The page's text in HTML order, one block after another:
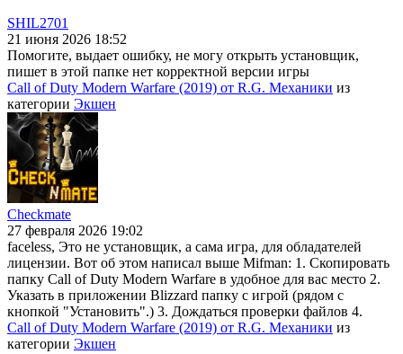
SHIL2701
21 июня 2026 18:52
Помогите, выдает ошибку, не могу открыть установщик,
пишет в этой папке нет корректной версии игры
Call of Duty Modern Warfare (2019) от R.G. Механики из
категории Экшен
Checkmate
27 февраля 2026 19:02
faceless, Это не установщик, а сама игра, для обладателей
лицензии. Вот об этом написал выше Mifman: 1. Скопировать
папку Call of Duty Modern Warfare в удобное для вас место 2.
Указать в приложении Blizzard папку с игрой (рядом с
кнопкой "Установить".) 3. Дождаться проверки файлов 4.
Call of Duty Modern Warfare (2019) от R.G. Механики из
категории Экшен